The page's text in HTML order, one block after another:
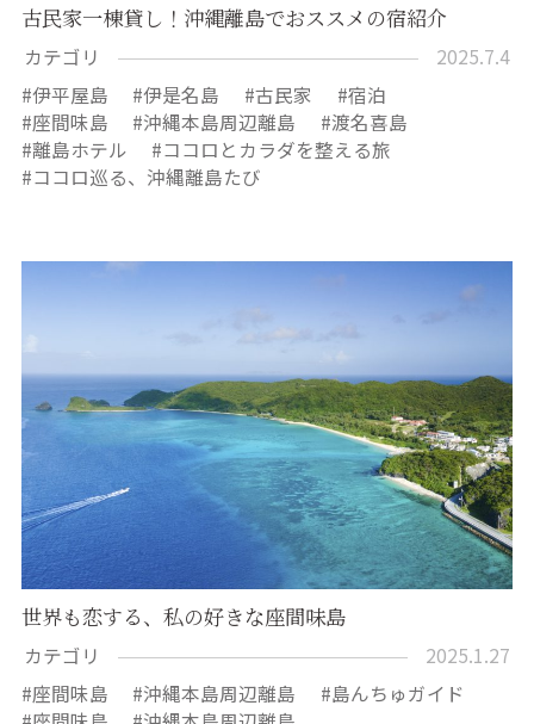
古民家一棟貸し！沖縄離島でおススメの宿紹介
カテゴリ
2025.7.4
伊平屋島
伊是名島 古民家
宿泊
座間味島
沖縄本島周辺離島
渡名喜島
離島ホテル
ココロとカラダを整える旅
ココロ巡る、沖縄離島たび
世界も恋する、私の好きな座間味島
カテゴリ
2025.1.27
座間味島
沖縄本島周辺離島
島んちゅガイド